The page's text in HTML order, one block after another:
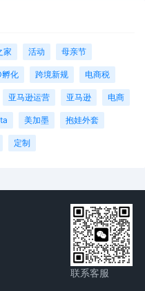
家 活动 母亲节
孵化 跨境新规 电商税
亚马逊运营 亚马逊 电商
美加墨 抱娃外套
定制
联系客服